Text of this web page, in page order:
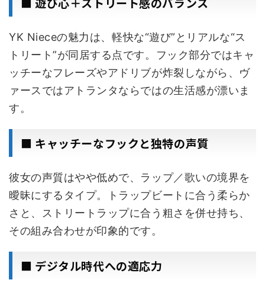
YK Nieceの魅力は、軽快な“遊び”とリアルな“ス
トリート”が同居する点です。フック部分ではキャ
ッチーなフレーズやアドリブが炸裂しながら、ヴ
ァースではアトランタならではの生活感が漂いま
す。
■ キャッチーなフックと独特の声質
彼女の声質はやや低めで、ラップ／歌いの境界を
曖昧にするタイプ。トラップビートに合う柔らか
さと、ストリートラップに合う粗さを併せ持ち、
その組み合わせが印象的です。
■ デジタル時代への適応力